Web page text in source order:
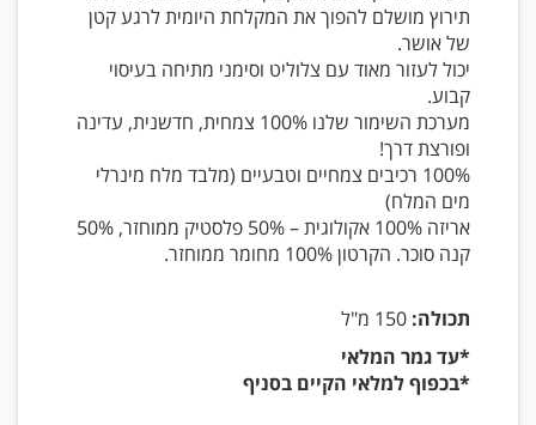
תירוץ מושלם להפוך את המקלחת היומית לרגע קטן
של אושר.
יכול לעזור מאוד עם צלוליט וסימני מתיחה בעיסוי
קבוע.
מערכת השימור שלנו 100% צמחית, חדשנית, עדינה
ופורצת דרך!
100% רכיבים צמחיים וטבעיים (מלבד מלח מינרלי
מים המלח)
אריזה 100% אקולוגית – 50% פלסטיק ממוחזר, 50%
קנה סוכר. הקרטון 100% מחומר ממוחזר.
תכולה:
*עד גמר המלאי
*בכפוף למלאי הקיים בסניף